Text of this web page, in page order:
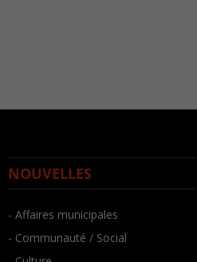
NOUVELLES
- Affaires municipales
- Communauté / Social